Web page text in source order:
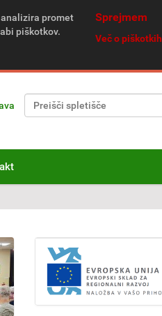
promet
piškotkov.
Sprejmem
Več o piškotkih